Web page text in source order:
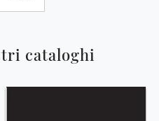
cataloghi